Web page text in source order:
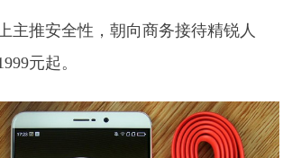
主推安全性，朝向商务接待精锐人
元起。